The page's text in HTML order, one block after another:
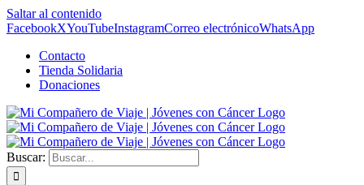
Saltar al contenido
FacebookXYouTubeInstagramCorreo electrónicoWhatsApp
Contacto
Tienda Solidaria
Donaciones
Buscar: